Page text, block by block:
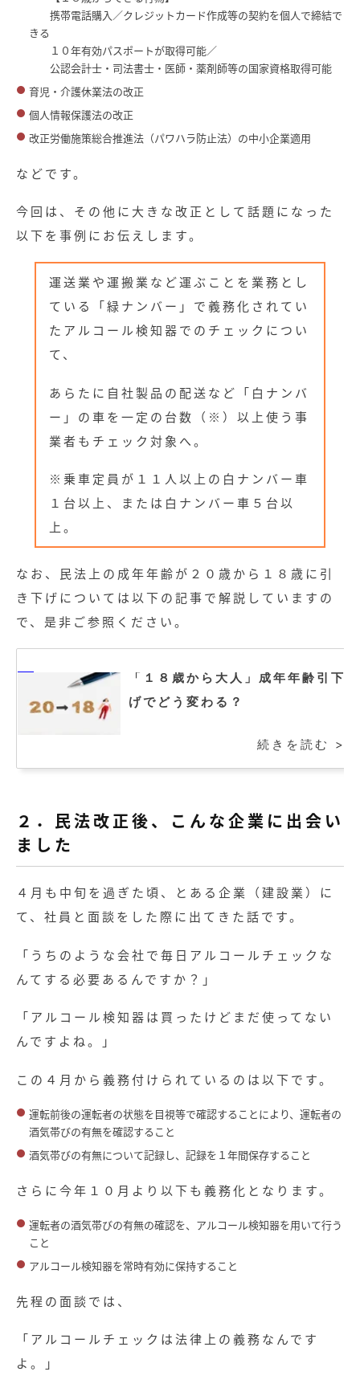
携帯電話購入／クレジットカード作成等の契約を個人で締結で
きる
１０年有効パスポートが取得可能／
公認会計士・司法書士・医師・薬剤師等の国家資格取得可能
育児・介護休業法の改正
個人情報保護法の改正
改正労働施策総合推進法（パワハラ防止法）の中小企業適用
などです。
今回は、その他に大きな改正として話題になった
以下を事例にお伝えします。
運送業や運搬業など運ぶことを業務とし
ている「緑ナンバー」で義務化されてい
たアルコール検知器でのチェックについ
て、
あらたに自社製品の配送など「白ナンバ
ー」の車を一定の台数（※）以上使う事
業者もチェック対象へ。
※乗車定員が１１人以上の白ナンバー車
１台以上、または白ナンバー車５台以
上。
なお、民法上の成年年齢が２０歳から１８歳に引
き下げについては以下の記事で解説していますの
で、是非ご参照ください。
「１８歳から大人」成年年齢引下
げでどう変わる？
続きを読む >
２．民法改正後、こんな企業に出会い
ました
４月も中旬を過ぎた頃、とある企業（建設業）に
て、社員と面談をした際に出てきた話です。
「うちのような会社で毎日アルコールチェックな
んてする必要あるんですか？」
「アルコール検知器は買ったけどまだ使ってない
んですよね。」
この４月から義務付けられているのは以下です。
運転前後の運転者の状態を目視等で確認することにより、運転者の
酒気帯びの有無を確認すること
酒気帯びの有無について記録し、記録を１年間保存すること
さらに今年１０月より以下も義務化となります。
運転者の酒気帯びの有無の確認を、アルコール検知器を用いて行う
こと
アルコール検知器を常時有効に保持すること
先程の面談では、
「アルコールチェックは法律上の義務なんです
よ。」